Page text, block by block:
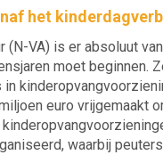
het
(N-VA) is er absoluut
moet beginnen.
euro vrijgemaakt
waarbij